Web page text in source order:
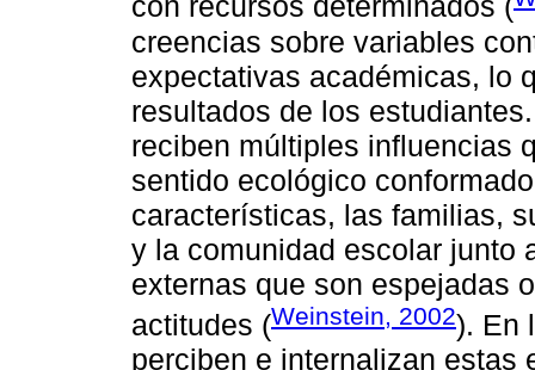
con recursos determinados (
creencias sobre variables
expectativas académicas, lo
resultados de los
reciben múltiples influencias
sentido ecológico
características, las familias,
y la comunidad escolar junto
externas que son espejadas
actitudes (Weinstein, 2002). En
perciben e internalizan estas